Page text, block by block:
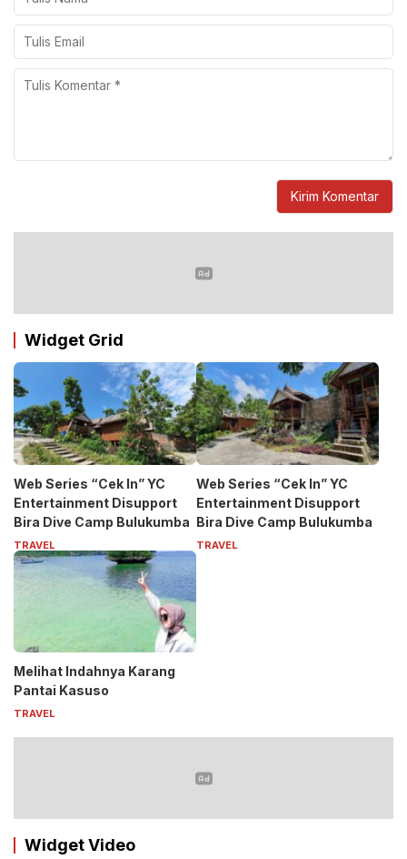
Widget Grid
Web Series “Cek In” YC
Entertainment Disupport
Bira Dive Camp Bulukumba
TRAVEL
Web Series “Cek In” YC
Entertainment Disupport
Bira Dive Camp Bulukumba
TRAVEL
Melihat Indahnya Karang
Pantai Kasuso
TRAVEL
Widget Video